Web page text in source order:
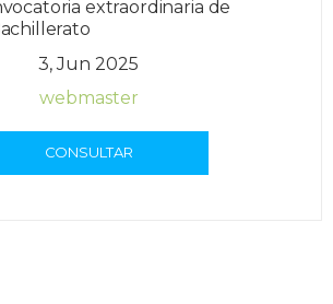
extraordinaria de
3, Jun 2025
webmaster
CONSULTAR